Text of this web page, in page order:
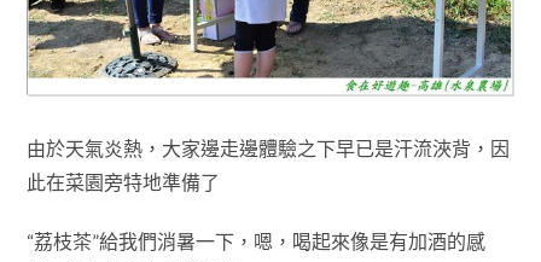
由於天氣炎熱，大家邊走邊體驗之下早已是汗流浹背 ， 因
此在菜園旁特地準備了
“荔枝茶”給我們消暑一下，嗯 ，喝起來像是有加酒的感